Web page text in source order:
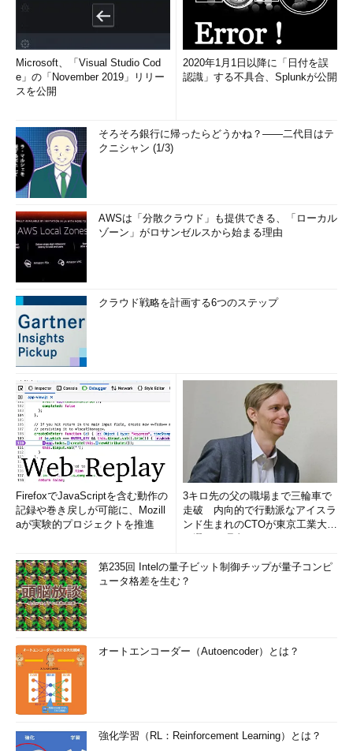
Windows 8.1環境でも動作します。
これらのスクリプトをWindows Updateサービスを有効にした
「セーフモードとネットワーク」で実行すれば、Windows
Updateを実行できます。もちろん、タスクスケジューラーから
自動実行するなど、これらのスクリプトを普段使いで活用するこ
余談になりますが、Windows Server 2008 R2のServer Coreイ
ンストール、およびWindows Server 2012以降にある
「sconfig」ユーティリティの「更新プログラムのダウンロード
にした「％Windir％\System32\ja-
jp\WUA_SearchDownloadInstall.vbs」を実行するようになって
います。
【対処方法 その2】「Windows Update」コントロールパ
ネルを復活させる
PCを「セーフモード」や「セーフモードとネットワーク」で
起動すると、Windows Updateを含む一部のコントロールパネル
項目が利用できなくなるという状況についても解明しました。結
論から言うと、これは
“Windows Vista以降の仕様”ということに
なります。ただし、既定の仕様をカスタマイズすることは可能で
す。そのヒントをWindowsの開発者向けドキュメントの中に見つ
けました。
Windows | Dev Center - Desktop > Accessing the
Control Panel in Safe Mode（英語）
Windows Vista以降では、レジストリに登録されているコント
「System.ControlPanel.EnableInSafeMode」という名前のキー
または値に、「1（セーフモードで項目を表示）」「2（セーフモ
ードとネットワークで項目を表示）」「3（両方で項目を表
示）」の値を設定することで、既定で非表示になっているコント
ロールパネルを表示するようにカスタマイズできるようです。
レジストリを「Windows Update」という文字列で検索したと
ころ、以下の場所にそれらしきキーを見つけました。このキーの
中に「System.ControlPanel.EnableInSafeMode」という
REG_DWORD値を作成し、値に「2」または「3」を設定すれば
Microsoft、「Visual Studio Cod
e」の「November 2019」リリー
スを公開
2020年1月1日以降に「日付を誤
認識」する不具合、Splunkが公開
そろそろ銀行に帰ったらどうかね？――二代目はテ
クニシャン (1/3)
AWSは「分散クラウド」も提供できる、「ローカル
ゾーン」がロサンゼルスから始まる理由
クラウド戦略を計画する6つのステップ
FirefoxでJavaScriptを含む動作の
記録や巻き戻しが可能に、Mozill
aが実験的プロジェクトを推進
3キロ先の父の職場まで三輪車で
走破 内向的で行動派なアイスラ
ンド生まれのCTOが東京工業大学
第235回 Intelの量子ビット制御チップが量子コンピ
ュータ格差を生む？
オートエンコーダー（Autoencoder）とは？
強化学習（RL：Reinforcement Learning）とは？